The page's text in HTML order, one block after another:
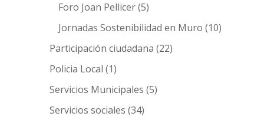
Foro Joan Pellicer(5)
Jornadas Sostenibilidad en Muro (10)
Participación ciudadana (22)
Policia Local (1)
Servicios Municipales (5)
Servicios sociales (34)